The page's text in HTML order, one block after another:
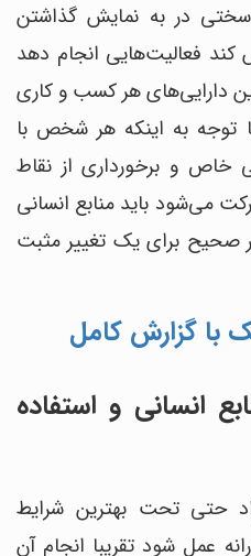
در به نمایش گذاشتن
کند فعالیت‌هایی انجام دهد
دارایی‌های هر کسب و کاری
توجه به اینکه هر شخص با
و برخورداری از نقاط
می‌شود باید منابع انسانی
صحیح برای یک تغییر مثبت
گزارش کامل
انسانی و استفاده
حتی تحت بهترین شرایط
عمل شود تقریبا انجام آن